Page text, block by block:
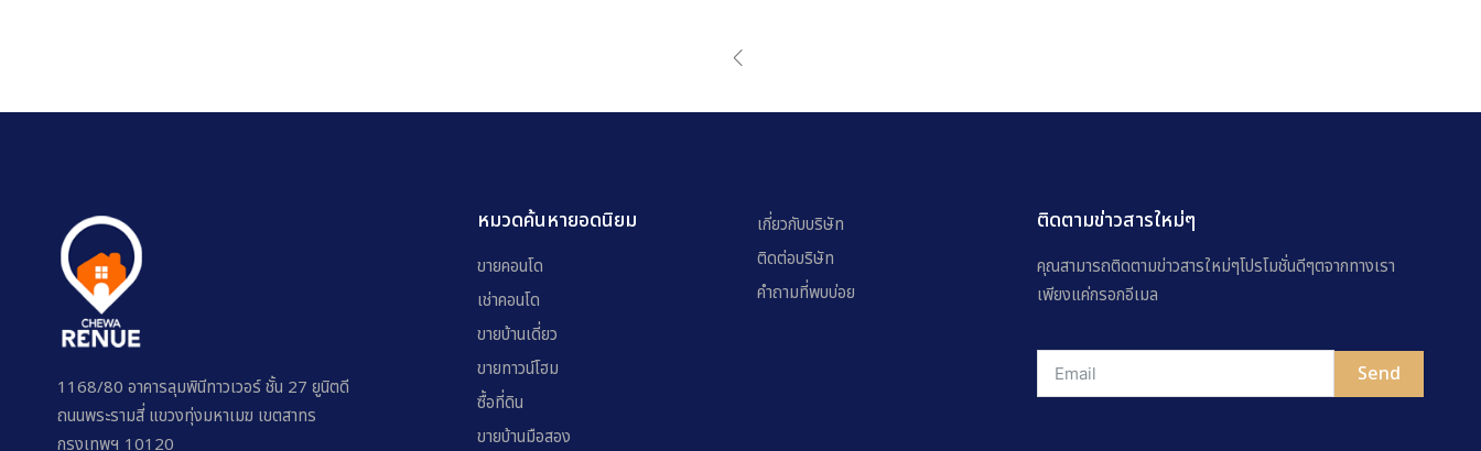
1168/80 อาคารลุมพินีทาวเวอร์ ชั้น 27 ยูนิตดี
ถนนพระรามสี่ แขวงทุ่งมหาเมฆ เขตสาทร
กรุงเทพฯ 10120
หมวดค้นหายอดนิยม
ขายคอนโด
เช่าคอนโด
ขายบ้านเดี่ยว
ขายทาวน์โฮม
ซื้อที่ดิน
ขายบ้านมือสอง
เกี่ยวกับบริษัท
ติดต่อบริษัท
คำถามที่พบบ่อย
ติดตามข่าวสารใหม่ๆ
คุณสามารถติดตามข่าวสารใหม่ๆโปรโมชั่นดีๆตจากทางเรา
เพียงแค่กรอกอีเมล
Send